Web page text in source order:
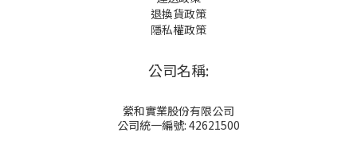
退換貨政策
隱私權政策
公司名稱:
縈和實業股份有限公司
公司統一編號: 42621500